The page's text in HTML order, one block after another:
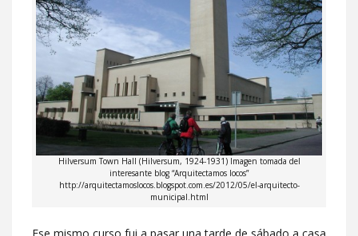
Hilversum Town Hall (Hilversum, 1924-1931) Imagen tomada del
interesante blog “Arquitectamos locos”
http://arquitectamoslocos.blogspot.com.es/2012/05/el-arquitecto-
municipal.html